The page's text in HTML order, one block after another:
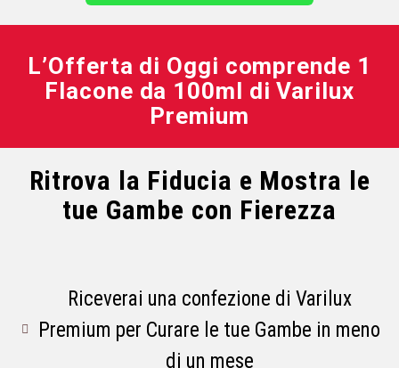
L’Offerta di Oggi comprende 1
Flacone da 100ml di Varilux
Premium
Ritrova la Fiducia e Mostra le
tue Gambe con Fierezza
Riceverai una confezione di Varilux
Premium per Curare le tue Gambe in meno
di un mese